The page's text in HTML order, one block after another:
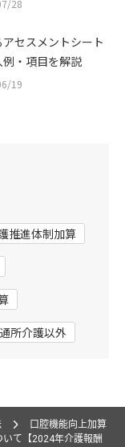
28
セスメントシート
・項目を解説
19
推進体制加算
通所介護以外
口腔機能向上加算
て【2024年介護報酬